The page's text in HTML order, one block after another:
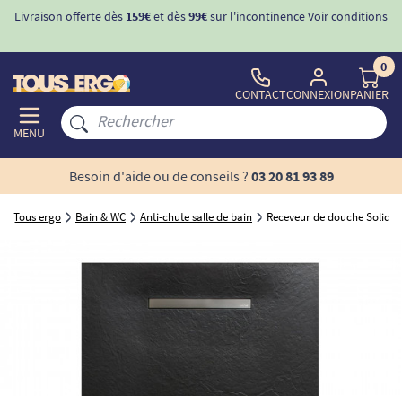
Livraison offerte dès 159€et dès99€sur l'incontinenceVoir conditions
MENU
CONTACTCONNEXION
0
PANIER
Besoin d'aide ou de conseils ? 03 20 81 93 89
Tous ergo Bain & WC Anti-chute salle de bain Receveur de douche